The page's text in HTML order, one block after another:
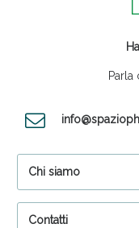
Chi siamo
Contatti